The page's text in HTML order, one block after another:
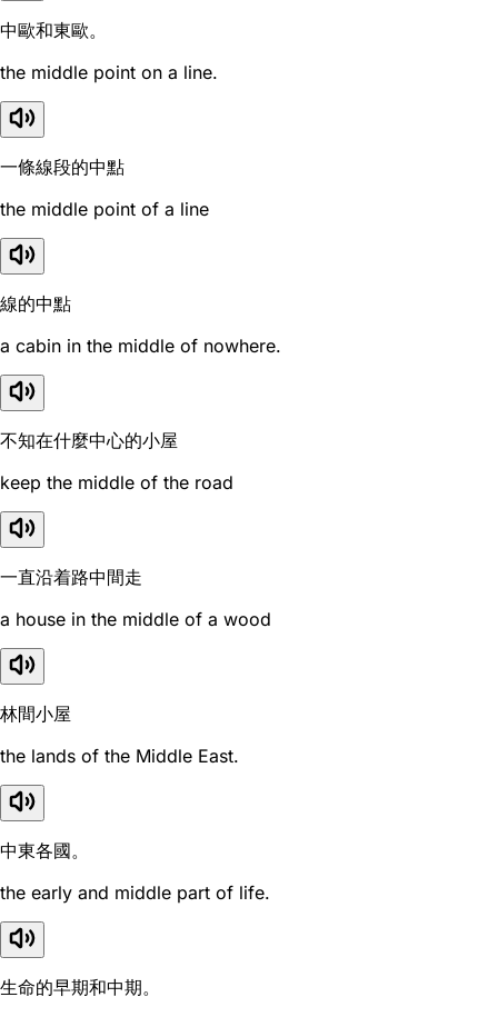
中歐和東歐。
the middle point on a line.
一條線段的中點
the middle point of a line
線的中點
a cabin in the middle of nowhere.
不知在什麼中心的小屋
keep the middle of the road
一直沿着路中間走
a house in the middle of a wood
林間小屋
the lands of the Middle East.
中東各國。
the early and middle part of life.
生命的早期和中期。